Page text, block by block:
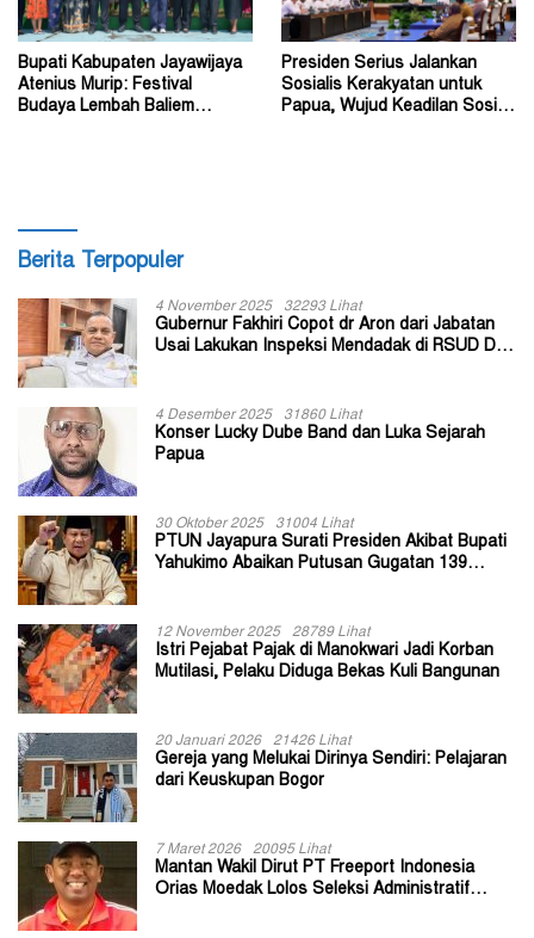
Bupati Kabupaten Jayawijaya
Atenius Murip: Festival
Budaya Lembah Baliem
Presiden Serius Jalankan
Sosialis Kerakyatan untuk
Papua, Wujud Keadilan Sosial
Berita Terpopuler
4 November 2025 32293 Lihat
Gubernur Fakhiri Copot dr Aron dari Jabatan
Usai Lakukan Inspeksi Mendadak di RSUD Dok
4 Desember 2025 31860 Lihat
Konser Lucky Dube Band dan Luka Sejarah
Papua
30 Oktober 2025 31004 Lihat
PTUN Jayapura Surati Presiden Akibat Bupati
Yahukimo Abaikan Putusan Gugatan 139
12 November 2025 28789 Lihat
Istri Pejabat Pajak di Manokwari Jadi Korban
Mutilasi, Pelaku Diduga Bekas Kuli Bangunan
20 Januari 2026 21426 Lihat
Gereja yang Melukai Dirinya Sendiri: Pelajaran
dari Keuskupan Bogor
7 Maret 2026 20095 Lihat
Mantan Wakil Dirut PT Freeport Indonesia
Orias Moedak Lolos Seleksi Administratif